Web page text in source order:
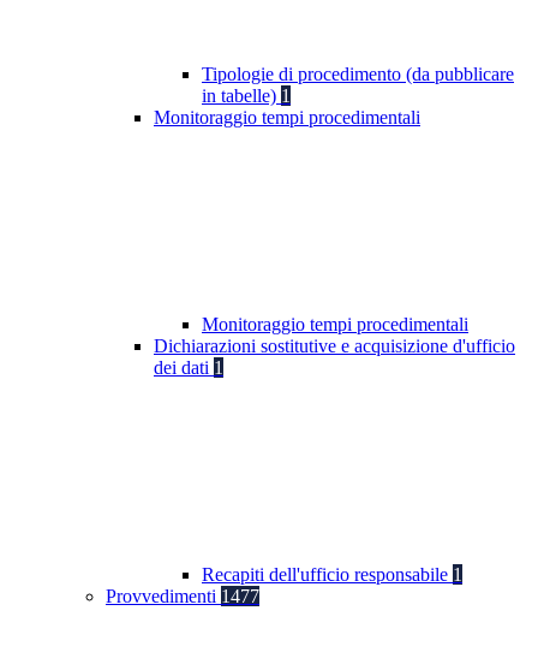
Tipologie di procedimento (da pubblicare
in tabelle) 1
Monitoraggio tempi procedimentali
Monitoraggio tempi procedimentali
Dichiarazioni sostitutive e acquisizione d'ufficio
dei dati 1
Recapiti dell'ufficio responsabile 1
Provvedimenti 1477